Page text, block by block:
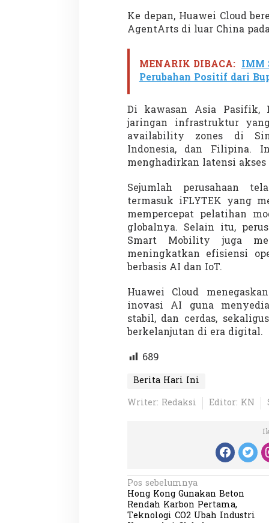
Ke depan, Huawei Cloud
AgentArts di luar China
MENARIK DIBACA: IMM
Perubahan Positif dari
Di kawasan Asia Pasifik,
jaringan infrastruktur
availability zones di
Indonesia, dan Filipina.
menghadirkan latensi
Sejumlah perusahaan
termasuk iFLYTEK yang
mempercepat pelatihan
globalnya. Selain itu,
Smart Mobility juga
meningkatkan efisiensi
berbasis AI dan IoT.
Huawei Cloud
inovasi AI guna
stabil, dan cerdas,
berkelanjutan di era digital.
689
Berita Hari Ini
Writer: Redaksi
Editor: KN
N
a
Pos sebelumnya
Hong Kong Gunakan Beton
Rendah Karbon Pertama,
Teknologi CO2 Ubah Industri
Penembakan
Masih Buron
Di GLOBAL, SOROTAN |
Diadakan di
Di GLOBAL, VIDEO